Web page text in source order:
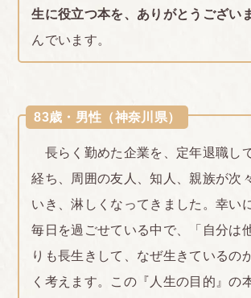
生に役立つ本を、ありがとうござい
んでいます。
83歳・男性（神奈川県）
長らく勤めた企業を、定年退職し
経ち、周囲の友人、知人、親族が次
いき、淋しくなってきました。幸い
毎日を過ごせている中で、「自分は
りも長生きして、なぜ生きているの
く考えます。この『人生の目的』の